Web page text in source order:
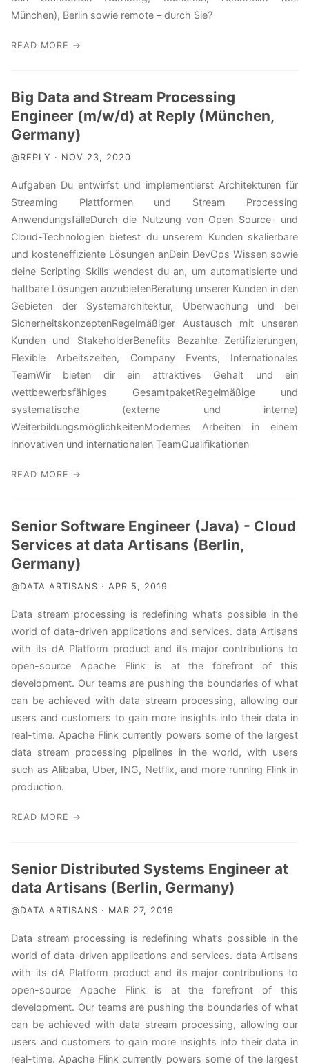
München), Berlin sowie remote – durch Sie?
READ MORE →
Big Data and Stream Processing
Engineer (m/w/d) at Reply (München,
Germany)
@REPLY · NOV 23, 2020
Aufgaben Du entwirfst und implementierst Architekturen für
Streaming Plattformen und Stream Processing
AnwendungsfälleDurch die Nutzung von Open Source- und
Cloud-Technologien bietest du unserem Kunden skalierbare
und kosteneffiziente Lösungen anDein DevOps Wissen sowie
deine Scripting Skills wendest du an, um automatisierte und
haltbare Lösungen anzubietenBeratung unserer Kunden in den
Gebieten der Systemarchitektur, Überwachung und bei
SicherheitskonzeptenRegelmäßiger Austausch mit unseren
Kunden und StakeholderBenefits Bezahlte Zertifizierungen,
Flexible Arbeitszeiten, Company Events, Internationales
TeamWir bieten dir ein attraktives Gehalt und ein
wettbewerbsfähiges GesamtpaketRegelmäßige und
systematische (externe und interne)
WeiterbildungsmöglichkeitenModernes Arbeiten in einem
innovativen und internationalen TeamQualifikationen
READ MORE →
Senior Software Engineer (Java) - Cloud
Services at data Artisans (Berlin,
Germany)
@DATA ARTISANS · APR 5, 2019
Data stream processing is redefining what’s possible in the
world of data-driven applications and services. data Artisans
with its dA Platform product and its major contributions to
open-source Apache Flink is at the forefront of this
development. Our teams are pushing the boundaries of what
can be achieved with data stream processing, allowing our
users and customers to gain more insights into their data in
real-time. Apache Flink currently powers some of the largest
data stream processing pipelines in the world, with users
such as Alibaba, Uber, ING, Netflix, and more running Flink in
production.
READ MORE →
Senior Distributed Systems Engineer at
data Artisans (Berlin, Germany)
@DATA ARTISANS · MAR 27, 2019
Data stream processing is redefining what’s possible in the
world of data-driven applications and services. data Artisans
with its dA Platform product and its major contributions to
open-source Apache Flink is at the forefront of this
development. Our teams are pushing the boundaries of what
can be achieved with data stream processing, allowing our
users and customers to gain more insights into their data in
real-time. Apache Flink currently powers some of the largest